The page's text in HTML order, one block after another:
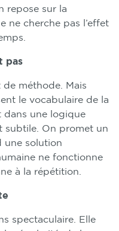
repose sur la
ne cherche pas l’effet
pas
méthode. Mais
le vocabulaire de la
dans une logique
subtile. On promet un
une solution
ne fonctionne
à la répétition.
spectaculaire. Elle